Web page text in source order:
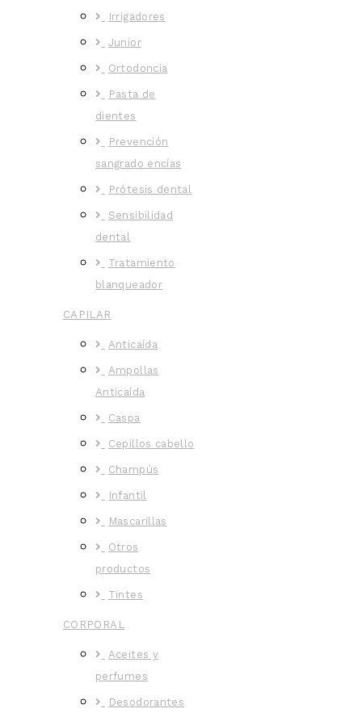
Irrigadores
Junior
Ortodoncia
Pasta de
dientes
Prevención
sangrado encías
Prótesis dental
Sensibilidad
dental
Tratamiento
blanqueador
CAPILAR
Anticaída
Ampollas
Anticaída
Caspa
Cepillos cabello
Champús
Infantil
Mascarillas
Otros
productos
Tintes
CORPORAL
Aceites y
perfumes
Desodorantes